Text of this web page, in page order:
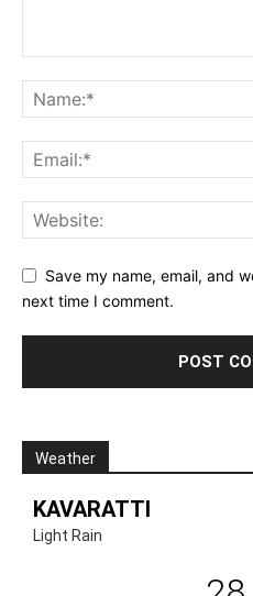
Save my name, email, and
next time I comment.
Weather
KAVARATTI
Light Rain